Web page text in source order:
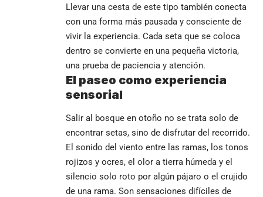
Llevar una cesta de este tipo también conecta
con una forma más pausada y consciente de
vivir la experiencia. Cada seta que se coloca
dentro se convierte en una pequeña victoria,
una prueba de paciencia y atención.
El paseo como experiencia
sensorial
Salir al bosque en otoño no se trata solo de
encontrar setas, sino de disfrutar del recorrido.
El sonido del viento entre las ramas, los tonos
rojizos y ocres, el olor a tierra húmeda y el
silencio solo roto por algún pájaro o el crujido
de una rama. Son sensaciones difíciles de